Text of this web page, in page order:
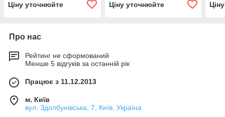
кукурудзи
Ціну уточнюйте Ціну уточнюйте
Про нас
Рейтинг не сформований
Менше 5 відгуків за останній рік
Працює з 11.12.2013
м. Київ
вул. Здолбунівська, 7, Київ, Україна